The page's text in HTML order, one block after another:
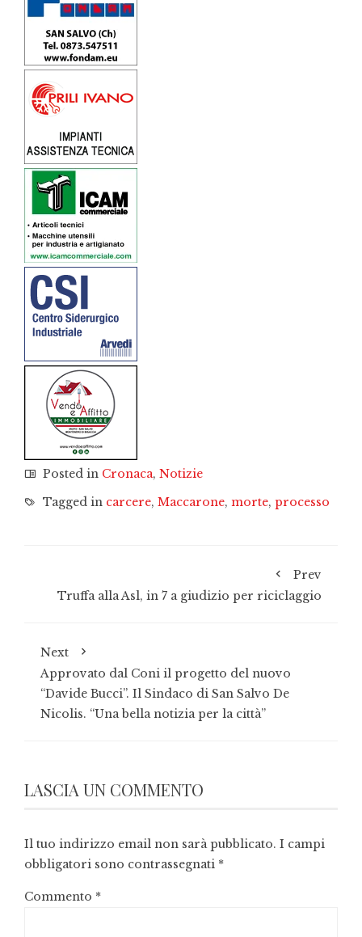
Posted in Cronaca, Notizie
Tagged in carcere, Maccarone, morte, processo
Prev
Truffa alla Asl, in 7 a giudizio per riciclaggio
Next
Approvato dal Coni il progetto del nuovo
“Davide Bucci”. Il Sindaco di San Salvo De
Nicolis. “Una bella notizia per la città”
LASCIA UN COMMENTO
Il tuo indirizzo email non sarà pubblicato. I campi
obbligatori sono contrassegnati *
Commento *